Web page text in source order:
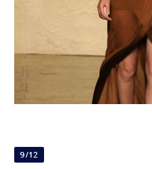
9/12